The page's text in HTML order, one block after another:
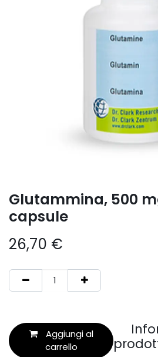
Glutammina, 500
capsule
26,70 €
Aggiungi al
carrello